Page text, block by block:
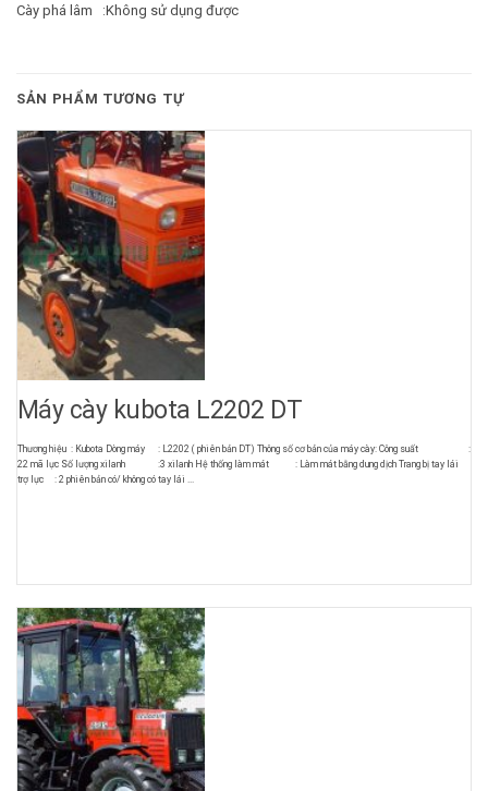
Cày phá lâm :Không sử dụng được
SẢN PHẨM TƯƠNG TỰ
Máy cày kubota L2202 DT
Thương hiệu : Kubota Dòng máy : L2202 ( phiên bản DT) Thông số cơ bản của máy cày: Công suất :
22 mã lực Số lượng xilanh :3 xilanh Hệ thống làm mát : Làm mát bằng dung dịch Trang bị tay lái
trợ lực : 2 phiên bản có/ không có tay lái ...